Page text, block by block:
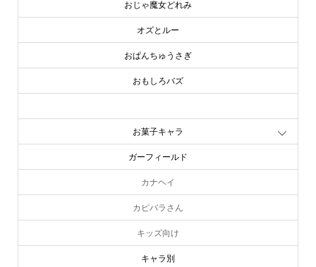
おじゃ魔女どれみ
オズとルー
おぱんちゅうさぎ
おもしろバズ
お菓子キャラ
ガーフィールド
カナヘイ
カピバラさん
キッズ向け
キャラ別